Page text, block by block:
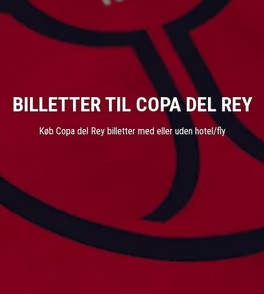
BILLETTER TIL COPA DEL REY
Køb Copa del Rey billetter med eller uden hotel/fly